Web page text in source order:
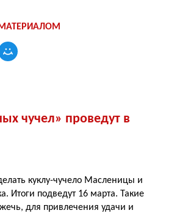
чучел» проведут в
куклу-чучело Масленицы и
Итоги подведут 16 марта. Такие
для привлечения удачи и